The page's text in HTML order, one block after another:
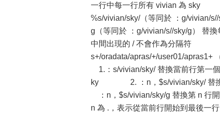
一行中每一行所有 vivian 為
%s/vivian/sky/（等同於 ：g/
g（等同於 ：g/vivian/s//sky/g）
中間出現的 / 不會作為分隔符
s+/oradata/apras/+/user01/
1.：s/vivian/sky/ 替換當前行第
ky 2. ：n，$s/vivian/sky/ 替換
：n，$s/vivian/sky/g 替換第 n
n 為 .，表示從當前行開始到最後